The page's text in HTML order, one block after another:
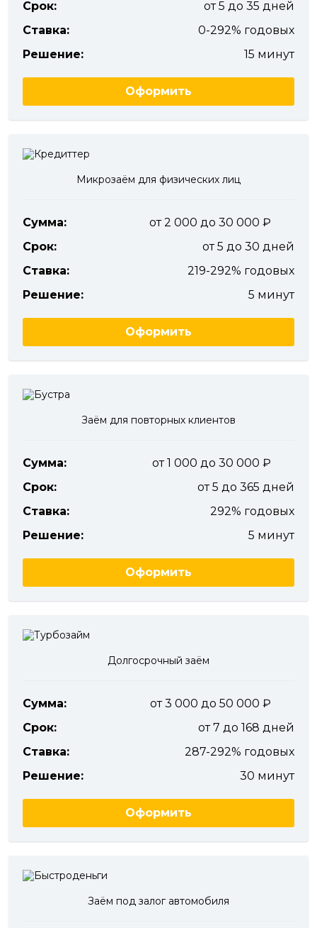
Срок:
от 5 до 35 дней
Ставка:
0-292% годовых
Решение:
15 минут
Оформить
Микрозаём для физических лиц
Сумма:
от 2 000 до 30 000
Срок:
от 5 до 30 дней
Ставка:
219-292% годовых
Решение:
5 минут
Оформить
Заём для повторных клиентов
Сумма:
от 1 000 до 30 000
Срок:
от 5 до 365 дней
Ставка:
292% годовых
Решение:
5 минут
Оформить
Долгосрочный заём
Сумма:
от 3 000 до 50 000
Срок:
от 7 до 168 дней
Ставка:
287-292% годовых
Решение:
30 минут
Оформить
Заём под залог автомобиля